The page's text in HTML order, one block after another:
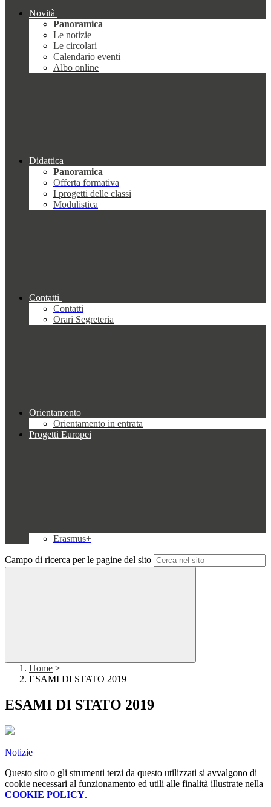
Novità
Panoramica
Le notizie
Le circolari
Calendario eventi
Albo online
Didattica
Panoramica
Offerta formativa
I progetti delle classi
Modulistica
Contatti
Contatti
Orari Segreteria
Orientamento
Orientamento in entrata
Progetti Europei
Erasmus+
Campo di ricerca per le pagine del sito
Home >
ESAMI DI STATO 2019
ESAMI DI STATO 2019
Notizie
Questo sito o gli strumenti terzi da questo utilizzati si avvalgono di
cookie necessari al funzionamento ed utili alle finalità illustrate nella
COOKIE POLICY.